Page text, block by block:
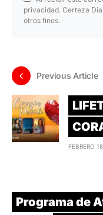
privacidad. Certeza
otros fines.
Previous Article
FEBRERO
Programa de